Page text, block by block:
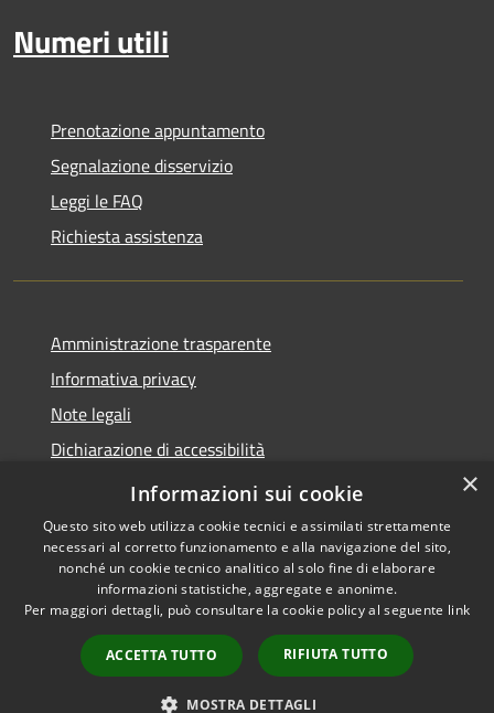
Numeri utili
Prenotazione appuntamento
Segnalazione disservizio
Leggi le FAQ
Richiesta assistenza
Amministrazione trasparente
Informativa privacy
Note legali
Dichiarazione di accessibilità
Whistleblowing
Accessibilità
Copyright © 2026 • Comune di
Abbiategrasso • Powered by
Municipium•
Accesso
redazione
×
Informazioni sui cookie
Questo sito web utilizza cookie tecnici e assimilati strettamente
necessari al corretto funzionamento e alla navigazione del sito,
nonché un cookie tecnico analitico al solo fine di elaborare
informazioni statistiche, aggregate e anonime.
Per maggiori dettagli, può consultare la cookie policy al seguente link
ACCETTA TUTTO RIFIUTA TUTTO
MOSTRA DETTAGLI